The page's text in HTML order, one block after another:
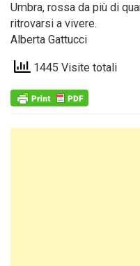
Umbra, rossa da più di
ritrovarsi a vivere.
Alberta Gattucci
1445 Visite totali